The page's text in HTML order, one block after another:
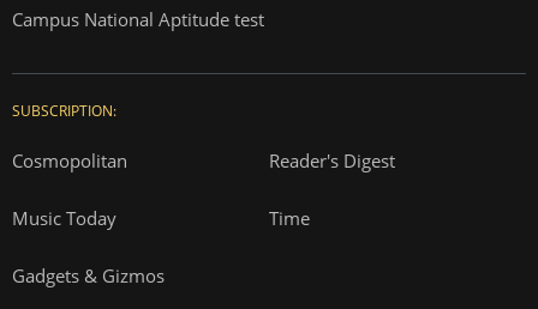
Campus National Aptitude test
SUBSCRIPTION:
Cosmopolitan Reader's Digest
Music Today Time
Gadgets & Gizmos